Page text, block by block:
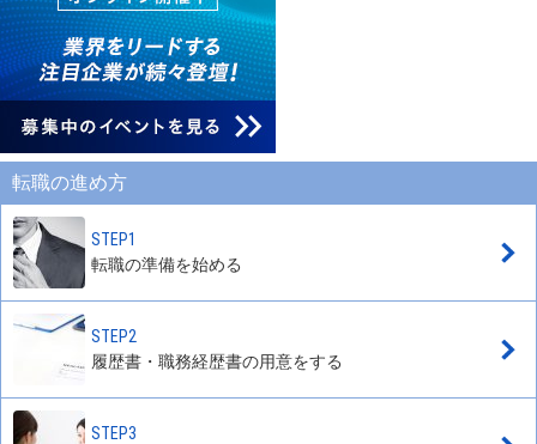
転職の進め方
STEP1
転職の準備を始める
STEP2
履歴書・職務経歴書の用意をする
STEP3